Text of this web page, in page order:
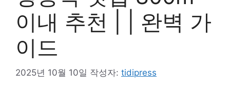
이내 추천 | | 완벽 가
이드
2025년 10월 10일 작성자: tidipress